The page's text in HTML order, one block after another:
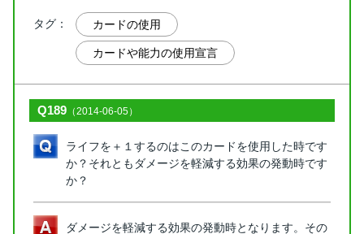
タグ： カードの使用
カードや能力の使用宣言
Q189 （2014-06-05）
ライフを＋１するのはこのカードを使用した時です
か？それともダメージを軽減する効果の発動時です
か？
ダメージを軽減する効果の発動時となります。その